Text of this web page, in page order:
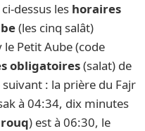
dessus les horaires
(les cinq salât)
le Petit Aube (code
obligatoires(salat) de
: la prière du Fajr
à 04:34, dix minutes
) est à 06:30, le